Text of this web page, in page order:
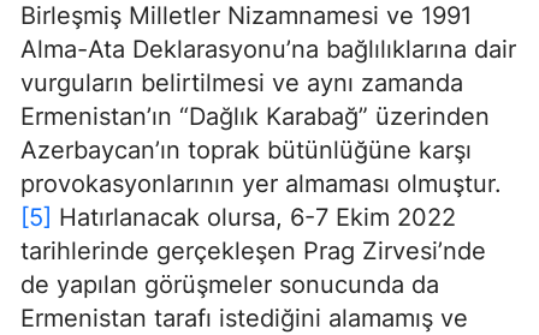
Birleşmiş Milletler Nizamnamesi ve 1991
Alma-Ata Deklarasyonu’na bağlılıklarına dair
vurguların belirtilmesi ve aynı zamanda
Ermenistan’ın “Dağlık Karabağ” üzerinden
Azerbaycan’ın toprak bütünlüğüne karşı
provokasyonlarının yer almaması olmuştur.
[5] Hatırlanacak olursa, 6-7 Ekim 2022
tarihlerinde gerçekleşen Prag Zirvesi’nde
de yapılan görüşmeler sonucunda da
Ermenistan tarafı istediğini alamamış ve